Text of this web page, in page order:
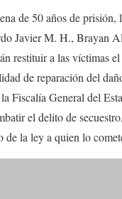
de 50 años de prisión,
Javier M. H., Brayan
restituir a las víctimas
de reparación del
Fiscalía General del
el delito de
de la ley a quien lo